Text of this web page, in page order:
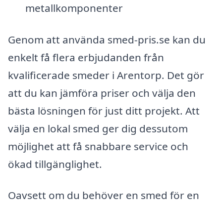
metallkomponenter
Genom att använda smed-pris.se kan du
enkelt få flera erbjudanden från
kvalificerade smeder i Arentorp. Det gör
att du kan jämföra priser och välja den
bästa lösningen för just ditt projekt. Att
välja en lokal smed ger dig dessutom
möjlighet att få snabbare service och
ökad tillgänglighet.
Oavsett om du behöver en smed för en